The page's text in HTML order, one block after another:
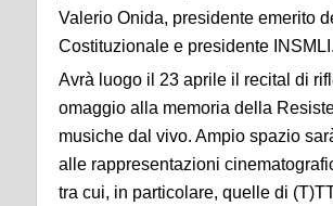
Valerio Onida, presidente emerito
Costituzionale e presidente INSMLI.
Avrà luogo il 23 aprile il recital di
omaggio alla memoria della
musiche dal vivo. Ampio spazio
alle rappresentazioni
tra cui, in particolare, quelle di